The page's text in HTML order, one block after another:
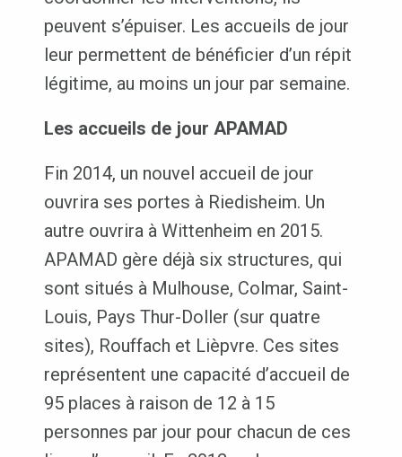
peuvent s’épuiser. Les accueils de jour
leur permettent de bénéficier d’un répit
légitime, au moins un jour par semaine.
Les accueils de jour APAMAD
Fin 2014, un nouvel accueil de jour
ouvrira ses portes à Riedisheim. Un
autre ouvrira à Wittenheim en 2015.
APAMAD gère déjà six structures, qui
sont situés à Mulhouse, Colmar, Saint-
Louis, Pays Thur-Doller (sur quatre
sites), Rouffach et Lièpvre. Ces sites
représentent une capacité d’accueil de
95 places à raison de 12 à 15
personnes par jour pour chacun de ces